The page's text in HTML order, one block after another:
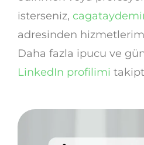
isterseniz,
adresinden
Daha fazla ipucu ve
LinkedIn profilimi